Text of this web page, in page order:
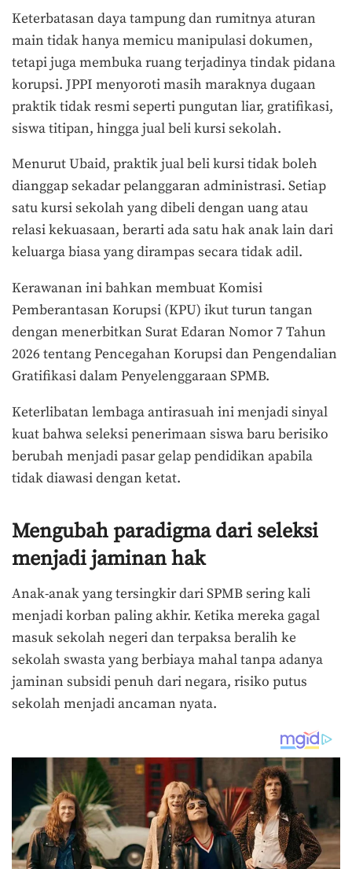
Keterbatasan daya tampung dan rumitnya aturan
main tidak hanya memicu manipulasi dokumen,
tetapi juga membuka ruang terjadinya tindak pidana
korupsi. JPPI menyoroti masih maraknya dugaan
praktik tidak resmi seperti pungutan liar, gratifikasi,
siswa titipan, hingga jual beli kursi sekolah.
Menurut Ubaid, praktik jual beli kursi tidak boleh
dianggap sekadar pelanggaran administrasi. Setiap
satu kursi sekolah yang dibeli dengan uang atau
relasi kekuasaan, berarti ada satu hak anak lain dari
keluarga biasa yang dirampas secara tidak adil.
Kerawanan ini bahkan membuat Komisi
Pemberantasan Korupsi (KPU) ikut turun tangan
dengan menerbitkan Surat Edaran Nomor 7 Tahun
2026 tentang Pencegahan Korupsi dan Pengendalian
Gratifikasi dalam Penyelenggaraan SPMB.
Keterlibatan lembaga antirasuah ini menjadi sinyal
kuat bahwa seleksi penerimaan siswa baru berisiko
berubah menjadi pasar gelap pendidikan apabila
tidak diawasi dengan ketat.
Mengubah paradigma dari seleksi
menjadi jaminan hak
Anak-anak yang tersingkir dari SPMB sering kali
menjadi korban paling akhir. Ketika mereka gagal
masuk sekolah negeri dan terpaksa beralih ke
sekolah swasta yang berbiaya mahal tanpa adanya
jaminan subsidi penuh dari negara, risiko putus
sekolah menjadi ancaman nyata.